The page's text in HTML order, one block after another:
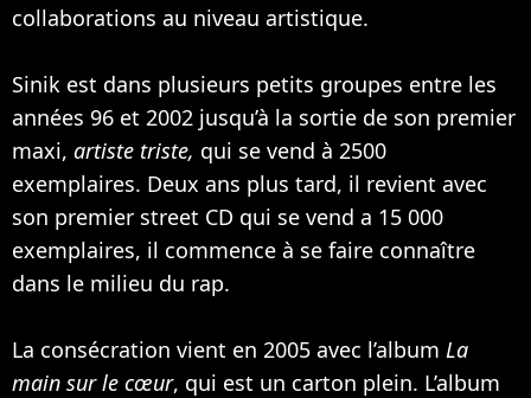
collaborations au niveau artistique.
Sinik est dans plusieurs petits groupes entre les
années 96 et 2002 jusqu’à la sortie de son premier
maxi, artiste triste, qui se vend à 2500
exemplaires. Deux ans plus tard, il revient avec
son premier street CD qui se vend a 15 000
exemplaires, il commence à se faire connaître
dans le milieu du rap.
La consécration vient en 2005 avec l’album La
main sur le cœur, qui est un carton plein. L’album